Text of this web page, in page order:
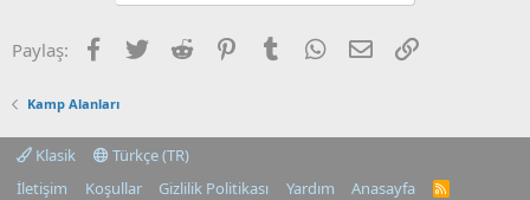
Paylaş: Facebook
TwitterReddit PinterestTumblrWhatsApp
E-postaLink
Kamp Alanları
Klasik
Türkçe (TR)
İletişim
Koşullar Gizlilik Politikası Yardım Anasayfa
R